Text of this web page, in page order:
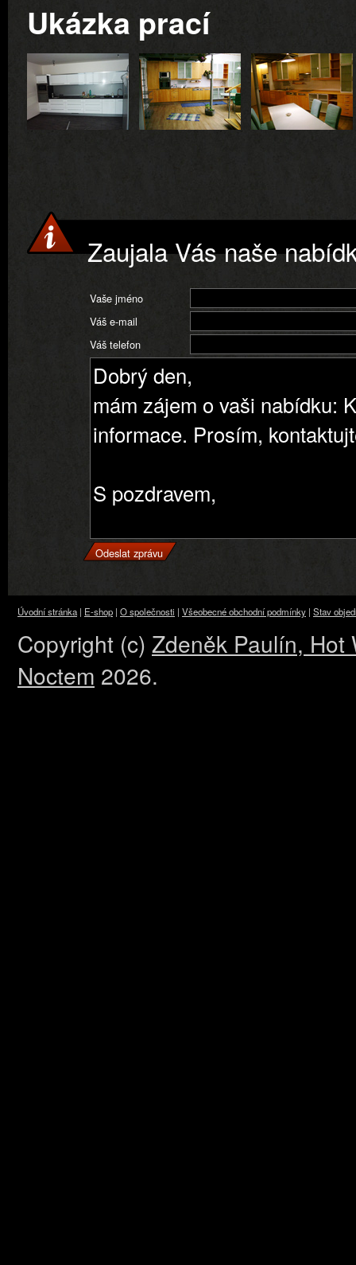
Ukázka prací
Zaujala Vás naše
Vaše jméno
Váš e-mail
Váš telefon
Úvodní stránka | E-shop | O společnosti | Všeobecné obchodní podmínky | Stav
Copyright (c) Zdeněk Paulín, Hot
Noctem 2026.